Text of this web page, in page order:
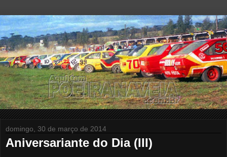
domingo, 30 de março de 2014
Aniversariante do Dia (III)